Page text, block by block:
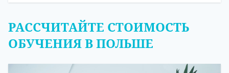
РАССЧИТАЙТЕ СТОИМОСТЬ
ОБУЧЕНИЯ В ПОЛЬШЕ